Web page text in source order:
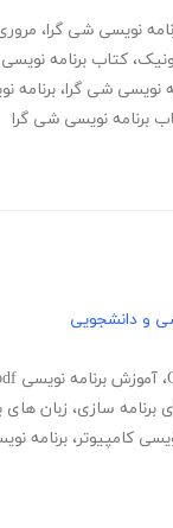
نویسی شی گرا،
، کتاب برنامه
نویسی شی گرا،
برنامه نویسی شی گرا
و دانشجویی
، آموزش برنامه نویسی pdf
برنامه سازی، زبان های
کامپیوتر، برنامه